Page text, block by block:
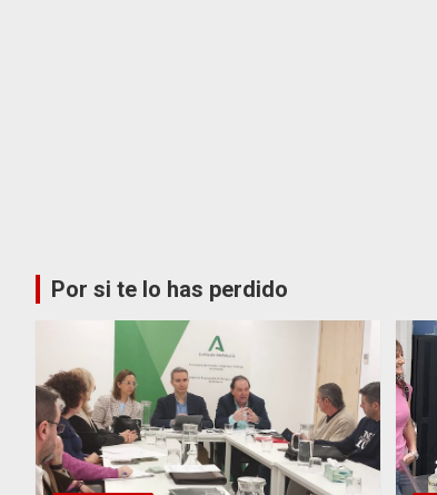
Por si te lo has perdido